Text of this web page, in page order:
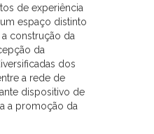
de experiência
espaço distinto
construção da
da
dos
a rede de
dispositivo de
a promoção da